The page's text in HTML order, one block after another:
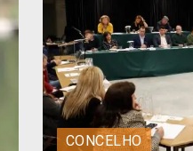
CONCELHO